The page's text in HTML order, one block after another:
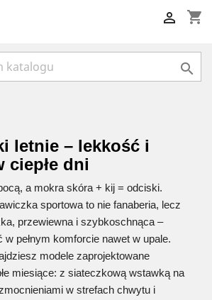
shopping_cart


letnie – lekkość i
ciepłe dni
a mokra skóra + kij = odciski.
sportowa to nie fanaberia, lecz
przewiewna i szybkoschnąca –
w pełnym komforcie nawet w upale.
modele zaprojektowane
miesiące: z siateczkową wstawką na
w strefach chwytu i